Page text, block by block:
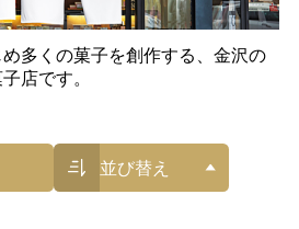
多くの菓子を創作する、金沢の
店です。
並び替え